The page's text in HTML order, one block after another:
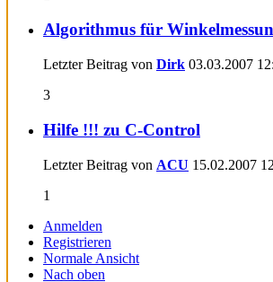
Algorithmus für
Letzter Beitrag von Dirk 03.03.2007
3
Hilfe !!! zu C-Control
Letzter Beitrag von ACU 15.02.2007
1
Anmelden
Registrieren
Normale Ansicht
Nach oben